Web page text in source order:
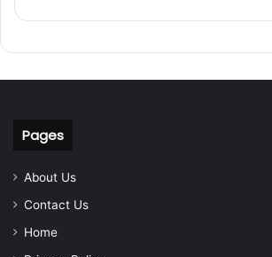
Pages
About Us
Contact Us
Home